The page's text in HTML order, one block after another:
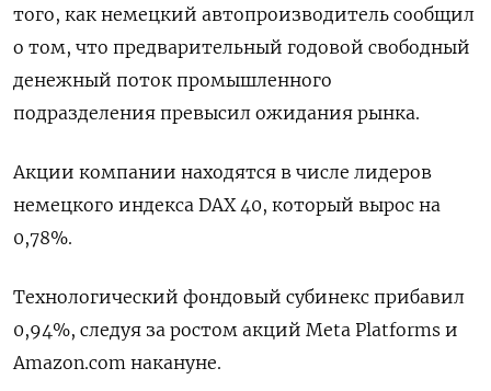
того, как немецкий автопроизводитель сообщил
о том, что предварительный годовой свободный
денежный поток промышленного
подразделения превысил ожидания рынка.
Акции компании находятся в числе лидеров
немецкого индекса DAX 40, который вырос на
0,78%.
Технологический фондовый субинекс прибавил
0,94%, следуя за ростом акций Meta Platforms и
Amazon.com накануне.